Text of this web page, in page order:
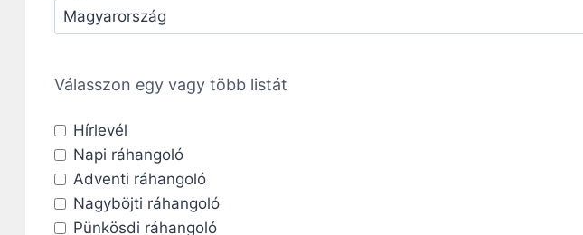
Válasszon egy vagy több listát
Hírlevél
Napi ráhangoló
Adventi ráhangoló
Nagyböjti ráhangoló
Pünkösdi ráhangoló